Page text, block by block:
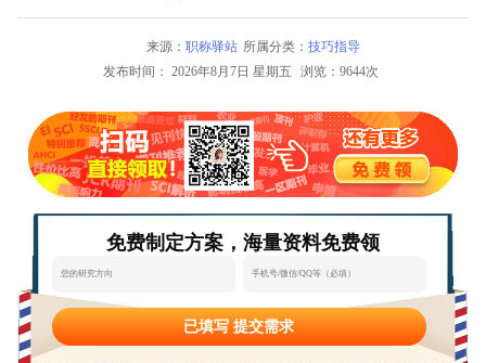
来源： 职称驿站 所属分类： 技巧指导
发布时间： 2026年8月7日 星期五 浏览：9644次
免费制定方案，海量资料免费领
已填写 提交需求